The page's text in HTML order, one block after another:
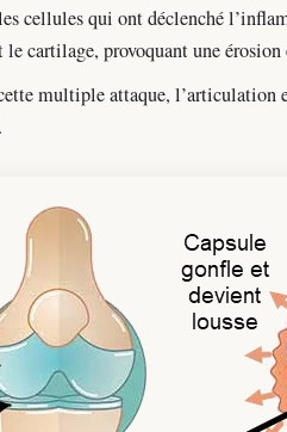
cellules qui ont déclenché
le cartilage, provoquant une
multiple attaque, l’articulation